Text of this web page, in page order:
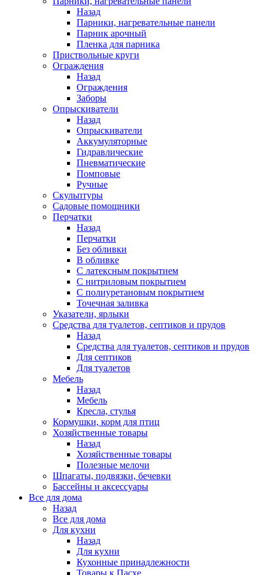
Назад
Парники, нагревательные панели
Парник арочный
Пленка для парника
Приствольные круги
Ограждения
Назад
Ограждения
Заборы
Опрыскиватели
Назад
Опрыскиватели
Аккумуляторные
Гидравлические
Пневматические
Помповые
Ручные
Скульптуры
Садовые помощники
Перчатки
Назад
Перчатки
Без обливки
В обливке
С латексным покрытием
С нитриловым покрытием
С полиуретановым покрытием
Точечная заливка
Указатели, ярлыки
Средства для туалетов, септиков и прудов
Назад
Средства для туалетов, септиков и прудов
Для септиков
Для туалетов
Мебель
Назад
Мебель
Кресла, стулья
Кормушки, корм для птиц
Хозяйственные товары
Назад
Хозяйственные товары
Полезные мелочи
Шпагаты, подвязки, бечевки
Бассейны и аксессуары
Все для дома
Назад
Все для дома
Для кухни
Назад
Для кухни
Кухонные принадлежности
Товары к Пасхе